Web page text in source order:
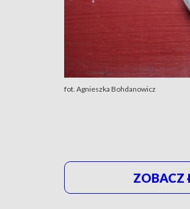
fot. Agnieszka Bohdanowicz
ZOBACZ